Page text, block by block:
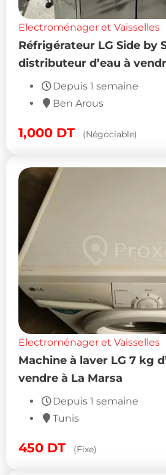
Electroménager et Vaisselles
Réfrigérateur LG Side by
distributeur d’eau à
Depuis 1 semaine
Ben Arous
1,000 DT (Négociable)
Electroménager et Vaisselles
Machine à laver LG 7 kg
vendre à La Marsa
Depuis 1 semaine
Tunis
450 DT (Fixe)